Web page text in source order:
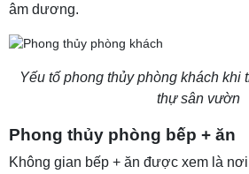
âm dương.
Yếu tố phong thủy phòng khách khi
thự sân vườn
Phong thủy phòng bếp + ăn
Không gian bếp + ăn được xem là